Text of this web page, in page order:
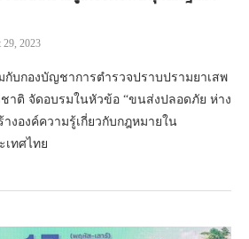
29, 2023
กับกองบัญชาการตำรวจปราบปรามยาเสพ
าติ จัดอบรมในหัวข้อ “ขนส่งปลอดภัย ห่าง
งองค์ความรู้เกี่ยวกับกฎหมายใน
เทศไทย